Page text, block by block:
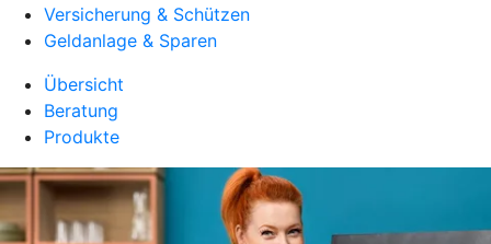
Versicherung & Schützen
Geldanlage & Sparen
Übersicht
Beratung
Produkte